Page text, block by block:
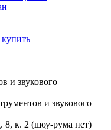
и звукового
8, к. 2 (шоу-рума нет)